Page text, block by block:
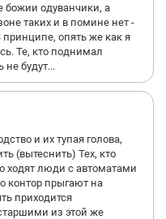
божии одуванчики, а
таких и в помине нет -
опять же как я
Те, кто поднимал
не будут...
и их тупая голова,
(вытеснить) Тех, кто
ходят люди с автоматами
контор прыгают на
приходится
из этой же